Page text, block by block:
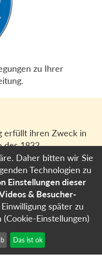
zu Ihrer
erfüllt ihren Zweck in
des 1832
der
und Medien
Daher bitten wir Sie
Technologien zu
Einstellungen dieser
& Besucher-
später zu
Einstellungen)
Das ist ok